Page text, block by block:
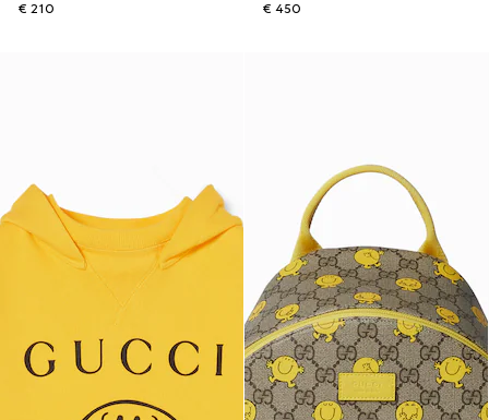
€ 210
€ 450